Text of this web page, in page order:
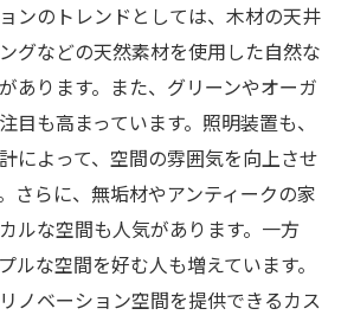
ンのトレンドとしては、木材の天井
グなどの天然素材を使用した自然な
あります。また、グリーンやオーガ
目も高まっています。照明装置も、
によって、空間の雰囲気を向上させ
さらに、無垢材やアンティークの家
ルな空間も人気があります。一方
ルな空間を好む人も増えています。
ノベーション空間を提供できるカス